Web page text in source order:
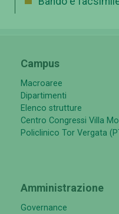
Campus
Macroaree
Dipartimenti
Elenco strutture
Centro Congressi Villa
Policlinico Tor Vergata
Amministrazione
Governance